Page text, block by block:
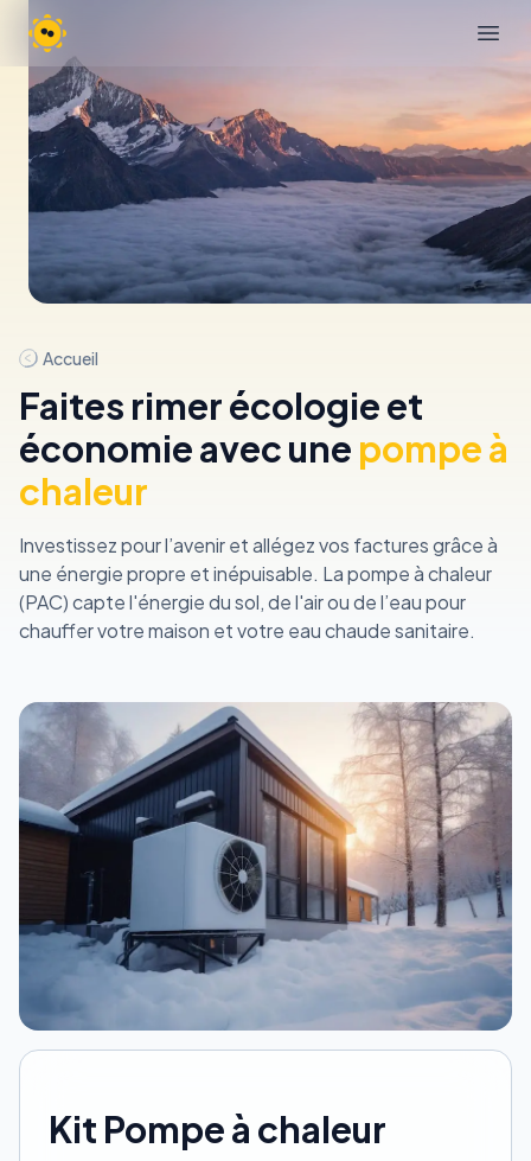
Bloom 4 Earth
Accueil
Faites rimer écologie et
économie avec une pompe à
chaleur
Investissez pour l’avenir et allégez vos factures grâce à
une énergie propre et inépuisable. La pompe à chaleur
(PAC) capte l'énergie du sol, de l'air ou de l’eau pour
chauffer votre maison et votre eau chaude sanitaire.
Kit Pompe à chaleur